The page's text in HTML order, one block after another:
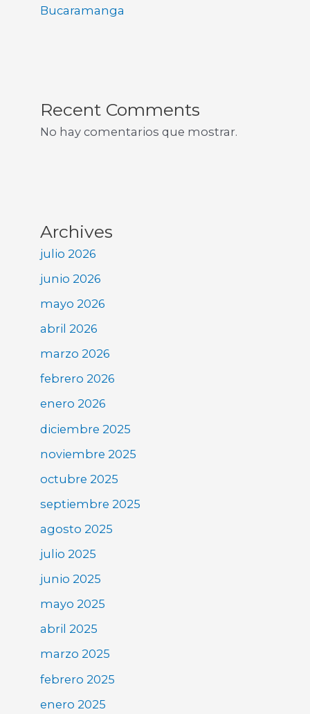
Bucaramanga
Recent Comments
No hay comentarios que mostrar.
Archives
julio 2026
junio 2026
mayo 2026
abril 2026
marzo 2026
febrero 2026
enero 2026
diciembre 2025
noviembre 2025
octubre 2025
septiembre 2025
agosto 2025
julio 2025
junio 2025
mayo 2025
abril 2025
marzo 2025
febrero 2025
enero 2025